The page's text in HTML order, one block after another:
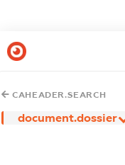
CAHEADER.SEARCH
document.dossier